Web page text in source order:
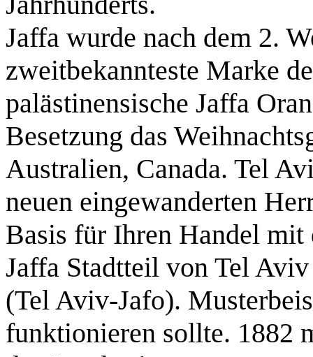
Jaffa wurde nach dem 2.
zweitbekannteste Marke
palästinensische Jaffa
Besetzung das
Australien, Canada. Tel
neuen eingewanderten
Basis für Ihren Handel mit
Jaffa Stadtteil von Tel
(Tel Aviv-Jafo).
funktionieren sollte. 1882